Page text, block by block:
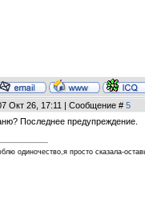
Окт 26, 17:11 | Сообщение # 5
Последнее предупреждение.
одиночество,я просто сказала-